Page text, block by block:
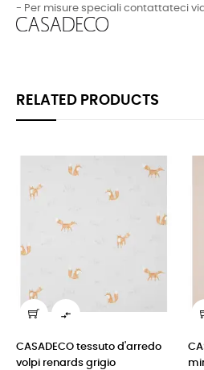
- Per misure speciali contattateci
RELATED PRODUCTS

CASADECO tessuto d'arredo
volpi renards grigio